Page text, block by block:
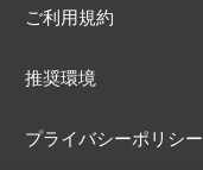
ご利用規約
推奨環境
プライバシーポリシー